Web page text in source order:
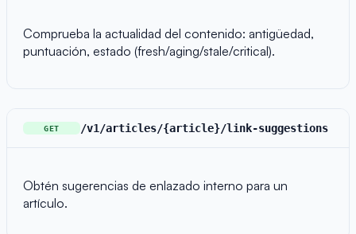
Comprueba la actualidad del contenido: antigüedad,
puntuación, estado (fresh/aging/stale/critical).
GET /v1/articles/{article}/link-suggestions
Obtén sugerencias de enlazado interno para un
artículo.